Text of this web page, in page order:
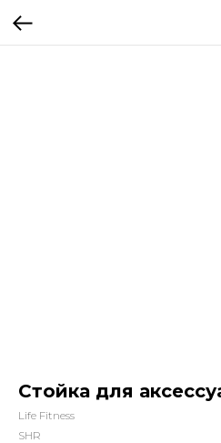
Стойка для
Life Fitness
SHR